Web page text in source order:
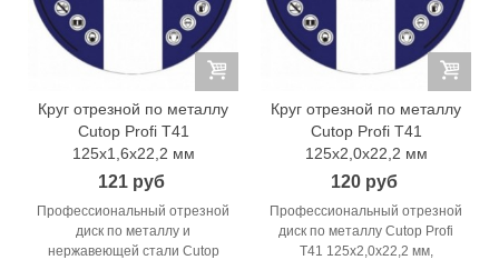
Круг отрезной по металлу
Cutop Profi T41
125x1,6x22,2 мм
121 руб
Профессиональный отрезной
диск по металлу и
нержавеющей стали Cutop
Круг отрезной по металлу
Cutop Profi T41
125x2,0x22,2 мм
120 руб
Профессиональный отрезной
диск по металлу Cutop Profi
T41 125x2,0x22,2 мм,